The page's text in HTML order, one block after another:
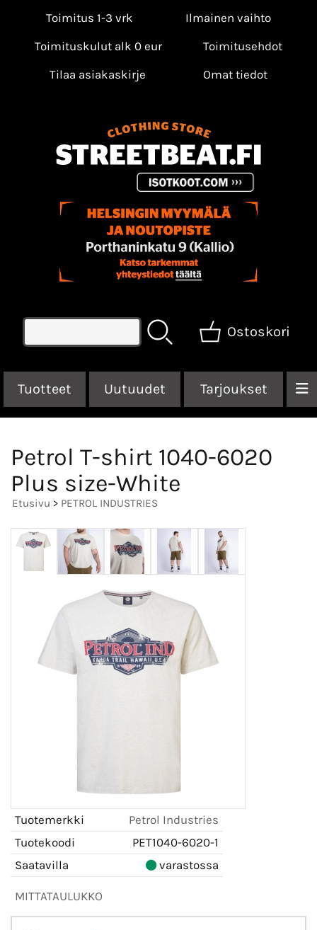
Toimitus 1-3 vrk
Ilmainen vaihto
Toimituskulut alk 0 eur
Toimitusehdot
Tilaa asiakaskirje
Omat tiedot
Ostoskori
Tuotteet Uutuudet Tarjoukset
Petrol T-shirt 1040-6020
Plus size-White
Etusivu > PETROL INDUSTRIES
Tuotemerkki
Petrol Industries
Tuotekoodi
PET1040-6020-1
Saatavilla
varastossa
MITTATAULUKKO